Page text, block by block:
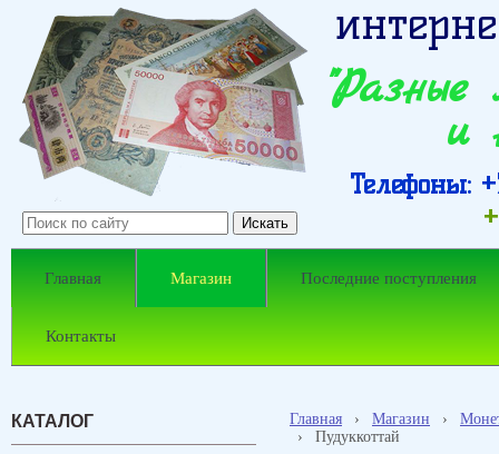
и
Телефоны:
Главная Магазин Последние поступления
Контакты
КАТАЛОГ Главная › Магазин ›
›
Пудуккоттай